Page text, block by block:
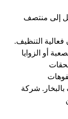
إلى منتصف
التنظيف.
أو الزوايا
بالبخار. شركة